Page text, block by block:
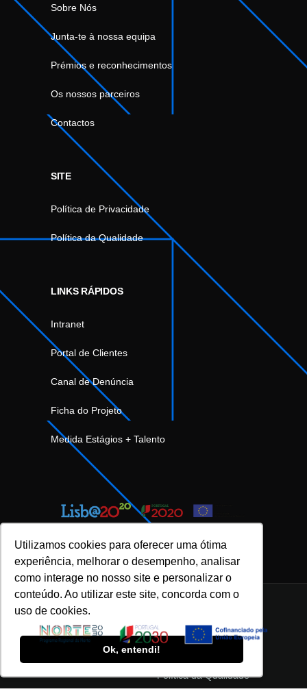
Utilizamos cookies para oferecer uma ótima
experiência, melhorar o desempenho, analisar
como interage no nosso site e personalizar o
conteúdo. Ao utilizar este site, concorda com o
uso de cookies.
Ok, entendi!
Sobre Nós
Junta-te à nossa equipa
Prémios e reconhecimentos
Os nossos parceiros
Contactos
SITE
Política de Privacidade
Política da Qualidade
LINKS RÁPIDOS
Intranet
Portal de Clientes
Canal de Denúncia
Ficha do Projeto
Medida Estágios + Talento
INOVFLOW Business Solutions © 2023 |
Política de Privacidade e Proteção de Dados
Política da Qualidade